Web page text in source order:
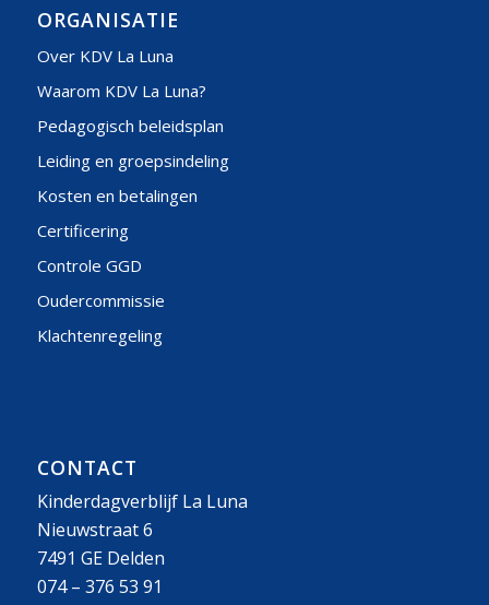
ORGANISATIE
Over KDV La Luna
Waarom KDV La Luna?
Pedagogisch beleidsplan
Leiding en groepsindeling
Kosten en betalingen
Certificering
Controle GGD
Oudercommissie
Klachtenregeling
CONTACT
Kinderdagverblijf La Luna
Nieuwstraat 6
7491 GE Delden
074 – 376 53 91